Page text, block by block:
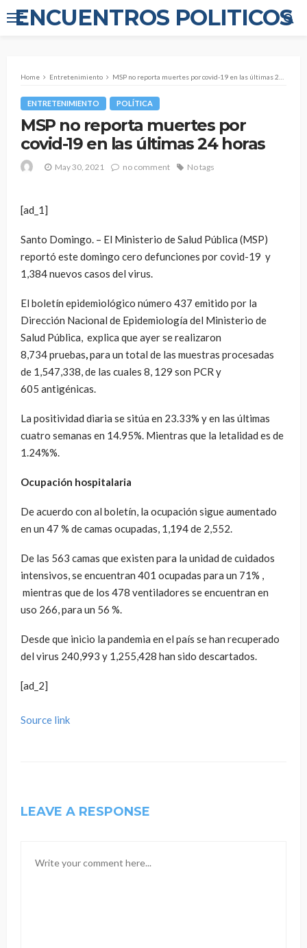
ENCUENTROS POLITICOS
Home Entretenimiento MSP no reporta muertes por covid-19 en las últimas 24 horas
ENTRETENIMIENTO POLÍTICA
MSP no reporta muertes por
covid-19 en las últimas 24 horas
May 30, 2021 no comment No tags
[ad_1]
Santo Domingo. – El Ministerio de Salud Pública (MSP)
reportó este domingo cero defunciones por covid-19 y
1,384 nuevos casos del virus.
El boletín epidemiológico número 437 emitido por la
Dirección Nacional de Epidemiología del Ministerio de
Salud Pública, explica que ayer se realizaron
8,734pruebas,para un total de las muestras procesadas
de 1,547,338, de las cuales 8, 129 son PCR y
605 antigénicas.
La positividad diaria se sitúa en 23.33% y en las últimas
cuatro semanas en 14.95%. Mientras que la letalidad es de
1.24%%.
Ocupación hospitalaria
De acuerdo con al boletín, la ocupación sigue aumentado
en un 47 % de camas ocupadas, 1,194 de 2,552.
De las 563 camas que existen para la unidad de cuidados
intensivos, se encuentran 401 ocupadas para un 71% ,
mientras que de los 478 ventiladores se encuentran en
uso 266, para un 56 %.
Desde que inicio la pandemia en el país se han recuperado
del virus 240,993 y 1,255,428 han sido descartados.
[ad_2]
Source link
LEAVE A RESPONSE